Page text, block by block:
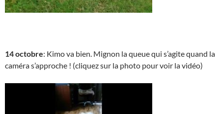
14 octobre: Kimo va bien. Mignon la queue qui s’agite quand la
caméra s’approche ! (cliquez sur la photo pour voir la vidéo)